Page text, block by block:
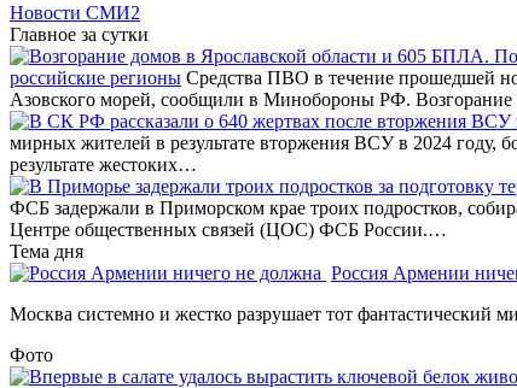
Новости СМИ2
Главное за сутки
российские регионы Средства ПВО в течение прошедшей
Азовского морей, сообщили в Минобороны РФ.
мирных жителей в результате вторжения ВСУ в 2024 году,
результате жестоких…
ФСБ задержали в Приморском крае троих подростков,
Центре общественных связей (ЦОС) ФСБ России.…
Тема дня
Россия Армении
Москва системно и жестко разрушает тот фантастический
Фото